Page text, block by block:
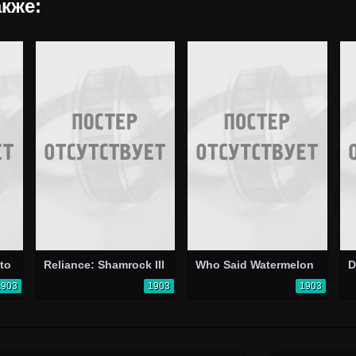
Reliance: Shamrock III
1903
Who Said Watermelon
1903